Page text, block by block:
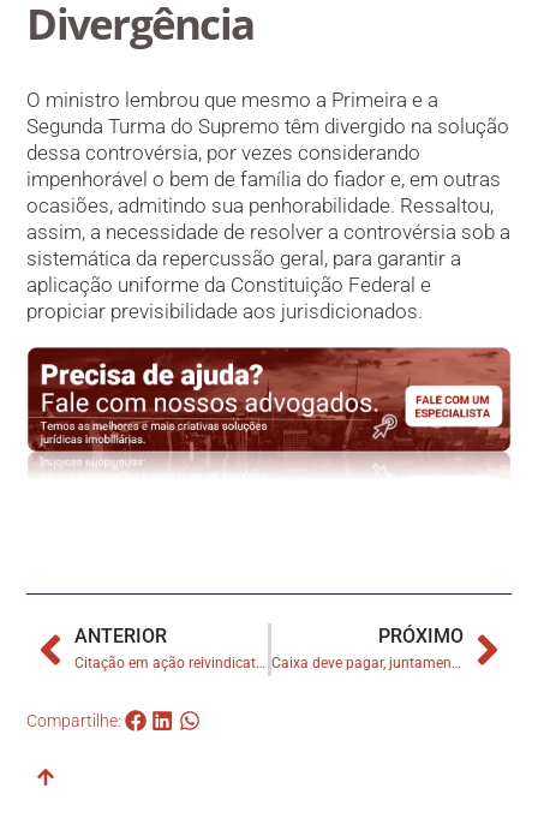
Divergência
O ministro lembrou que mesmo a Primeira e a
Segunda Turma do Supremo têm divergido na solução
dessa controvérsia, por vezes considerando
impenhorável o bem de família do fiador e, em outras
ocasiões, admitindo sua penhorabilidade. Ressaltou,
assim, a necessidade de resolver a controvérsia sob a
sistemática da repercussão geral, para garantir a
aplicação uniforme da Constituição Federal e
propiciar previsibilidade aos jurisdicionados.
ANTERIOR
Citação em ação reivindicatória interrompe prazo para reconhecimento da usucapião
PRÓXIMO
Caixa deve pagar, juntamente com construtora, indenização por atraso na entrega de imóvel financiado
Compartilhe: